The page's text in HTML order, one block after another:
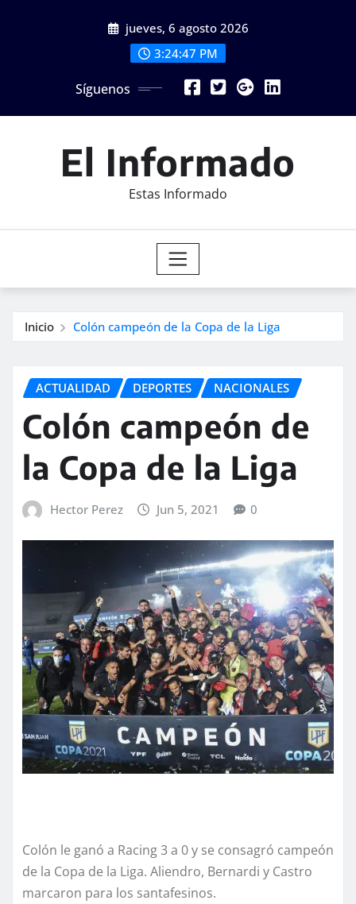
jueves, 6 agosto 2026
3:24:49 PM
Síguenos
El Informado
Estas Informado
Inicio Colón campeón de la Copa de la Liga
ACTUALIDAD DEPORTES NACIONALES
Colón campeón de
la Copa de la Liga
Hector Perez Jun 5, 2021 0
Colón le ganó a Racing 3 a 0 y se consagró campeón
de la Copa de la Liga. Aliendro, Bernardi y Castro
marcaron para los santafesinos.